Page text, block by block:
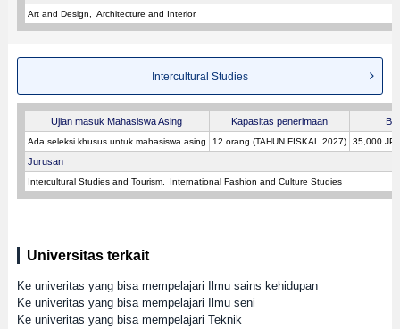
Art and Design Architecture and Interior
Intercultural Studies
Ujian masuk Mahasiswa Asing Kapasitas penerimaan
Ada seleksi khusus untuk mahasiswa asing 12 orang (TAHUN FISKAL 2027) 35,000
Jurusan
Intercultural Studies and Tourism International Fashion and Culture Studies
Universitas terkait
Ke univeritas yang bisa mempelajari Ilmu sains kehidupan
Ke univeritas yang bisa mempelajari Ilmu seni
Ke univeritas yang bisa mempelajari Teknik